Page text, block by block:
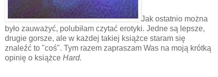
Jak ostatnio można
było zauważyć, polubiłam czytać erotyki. Jedne są lepsze,
drugie gorsze, ale w każdej takiej książce staram się
znaleźć to "coś". Tym razem zapraszam Was na moją krótką
opinię o książce Hard.